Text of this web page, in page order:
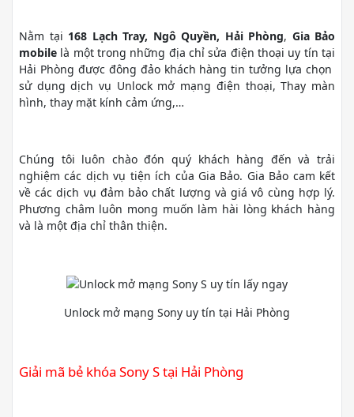
Nằm tại 168 Lạch Tray, Ngô Quyền, Hải Phòng, Gia Bảo
mobile là một trong những địa chỉ sửa điện thoại uy tín tại
Hải Phòng được đông đảo khách hàng tin tưởng lựa chọn
sử dụng dịch vụ Unlock mở mạng điện thoại, Thay màn
hình, thay mặt kính cảm ứng,…
Chúng tôi luôn chào đón quý khách hàng đến và trải
nghiệm các dịch vụ tiện ích của Gia Bảo. Gia Bảo cam kết
về các dịch vụ đảm bảo chất lượng và giá vô cùng hợp lý.
Phương châm luôn mong muốn làm hài lòng khách hàng
và là một địa chỉ thân thiện.
Unlock mở mạng Sony uy tín tại Hải Phòng
Giải mã bẻ khóa Sony S tại Hải Phòng